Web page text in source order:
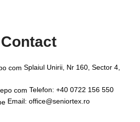
Contact
Splaiul Unirii, Nr 160, Sector 4,
Telefon: +40 0722 156 550
Email: office@seniortex.ro